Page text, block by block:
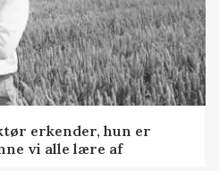
erkender, hun er
vi alle lære af